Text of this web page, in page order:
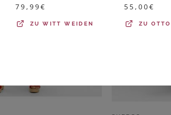
79,99€
ZUWITT WEIDEN
55,00€
ZUOTTO